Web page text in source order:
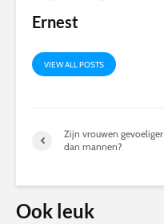
Ernest
VIEW ALL POSTS
Zijn vrouwen gevoeliger
dan mannen?
Ook leuk